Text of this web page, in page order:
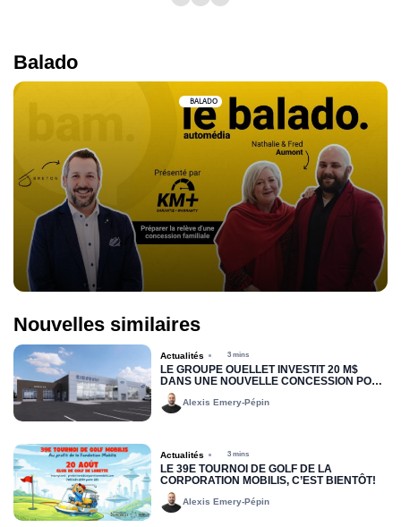
Balado
BALADO
Nouvelles similaires
Actualités 3 mins
LE GROUPE OUELLET INVESTIT 20 M$
DANS UNE NOUVELLE CONCESSION POUR
RIMOUSKI FORD
Alexis Emery-Pépin
Actualités 3 mins
LE 39E TOURNOI DE GOLF DE LA
CORPORATION MOBILIS, C’EST BIENTÔT!
Alexis Emery-Pépin